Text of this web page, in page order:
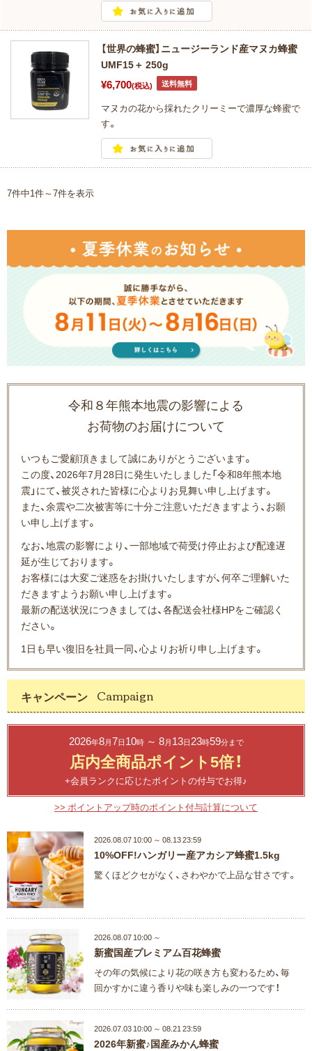
【世界の蜂蜜】ニュージーランド産マヌカ蜂蜜
UMF15＋ 250g
¥6,700(税込) 送料無料
マヌカの花から採れたクリーミーで濃厚な蜂蜜で
す。
7件中1件～7件を表示
令和８年熊本地震の影響による
お荷物のお届けについて
いつもご愛顧頂きまして誠にありがとうございます。
この度、2026年7月28日に発生いたしました「令和8年熊本地
震」にて、被災された皆様に心よりお見舞い申し上げます。
また、余震や二次被害等に十分ご注意いただきますよう、お願
い申し上げます。
なお、地震の影響により、一部地域で荷受け停止および配達遅
延が生じております。
お客様には大変ご迷惑をお掛けいたしますが、何卒ご理解いた
だきますようお願い申し上げます。
最新の配送状況につきましては、各配送会社様HPをご確認く
ださい。
1日も早い復旧を社員一同、心よりお祈り申し上げます。
キャンペーン
2026年8月7日10時～ 8月13日23時59分まで
店内全商品ポイント5倍！
+会員ランクに応じたポイントの付与でお得♪
>> ポイントアップ時のポイント付与計算について
2026.08.07 10:00 ～ 08.13 23:59
10%OFF!ハンガリー産アカシア蜂蜜1.5kg
驚くほどクセがなく、さわやかで上品な甘さです。
2026.08.07 10:00 ～
新蜜国産プレミアム百花蜂蜜
その年の気候により花の咲き方も変わるため、毎
回かすかに違う香りや味も楽しみの一つです！
2026.07.03 10:00 ～ 08.21 23:59
2026年新蜜♪国産みかん蜂蜜